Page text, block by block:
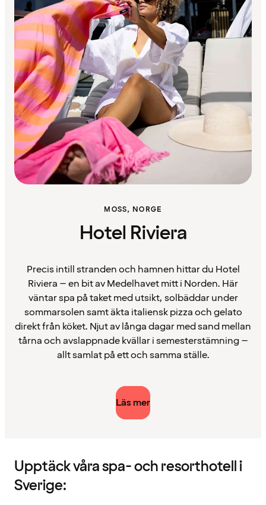
MOSS, NORGE
Hotel Riviera
Precis intill stranden och hamnen hittar du Hotel
Riviera – en bit av Medelhavet mitt i Norden. Här
väntar spa på taket med utsikt, solbäddar under
sommarsolen samt äkta italiensk pizza och gelato
direkt från köket. Njut av långa dagar med sand mellan
tårna och avslappnade kvällar i semesterstämning –
allt samlat på ett och samma ställe.
Läs mer
Upptäck våra spa- och resorthotell i
Sverige: